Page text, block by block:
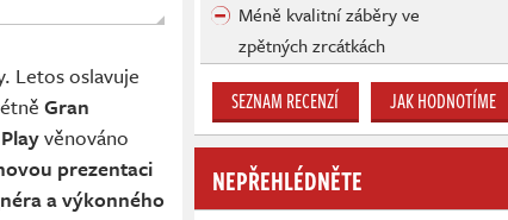
Letos oslavuje
Gran
věnováno
prezentaci
a výkonného
Méně kvalitní záběry ve
zpětných zrcátkách
SEZNAM RECENZÍ JAK HODNOTÍME
NEPŘEHLÉDNĚTE